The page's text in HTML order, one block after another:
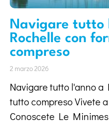
Navigare tutto
Rochelle con
compreso
2 marzo 2026
Navigare tutto l'anno a
tutto compreso Vivete
Conoscete Le